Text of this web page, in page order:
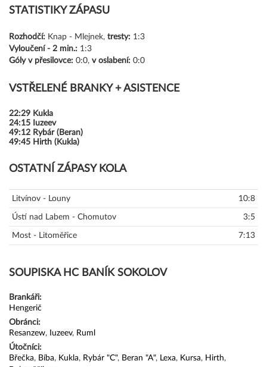
STATISTIKY ZÁPASU
Rozhodčí: Knap - Mlejnek, tresty: 1:3
Vyloučení - 2 min.: 1:3
Góly v přesilovce: 0:0, v oslabení: 0:0
VSTŘELENÉ BRANKY + ASISTENCE
22:29 Kukla
24:15 Iuzeev
49:12 Rybár (Beran)
49:45 Hirth (Kukla)
OSTATNÍ ZÁPASY KOLA
Litvínov - Louny 10:8
Ústí nad Labem - Chomutov 3:5
Most - Litoměřice 7:13
SOUPISKA HC BANÍK SOKOLOV
Brankáři:
Hengerič
Obránci:
Resanzew, Iuzeev, Ruml
Útočníci:
Břečka, Bíba, Kukla, Rybár "C", Beran "A", Lexa, Kursa, Hirth,